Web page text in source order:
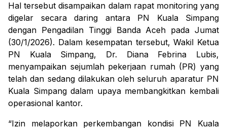
Hal tersebut disampaikan dalam rapat monitoring yang
digelar secara daring antara PN Kuala Simpang
dengan Pengadilan Tinggi Banda Aceh pada Jumat
(30/1/2026). Dalam kesempatan tersebut, Wakil Ketua
PN Kuala Simpang, Dr. Diana Febrina Lubis,
menyampaikan sejumlah pekerjaan rumah (PR) yang
telah dan sedang dilakukan oleh seluruh aparatur PN
Kuala Simpang dalam upaya membangkitkan kembali
operasional kantor.
“Izin melaporkan perkembangan kondisi PN Kuala